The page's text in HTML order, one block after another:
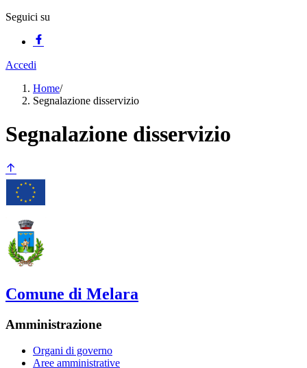
Seguici su
Accedi
Home/
Segnalazione disservizio
Segnalazione disservizio
Comune di Melara
Amministrazione
Organi di governo
Aree amministrative